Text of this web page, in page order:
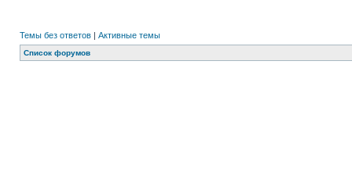
Темы без ответов | Активные темы
Список форумов